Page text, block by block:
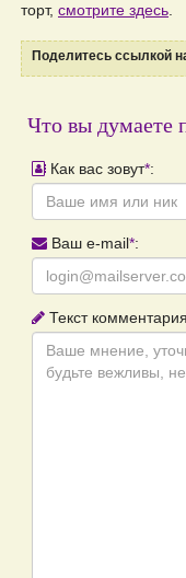
торт, смотрите здесь
Поделитесь ссылкой
Что вы думаете
Как вас зовут*:
Ваш e-mail*:
Текст комментария